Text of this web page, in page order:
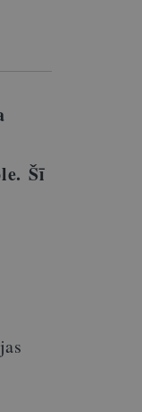
Šī